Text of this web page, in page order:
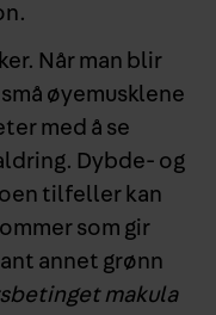
Når man blir
øyemusklene
med å se
Dybde- og
tilfeller kan
som gir
annet grønn
makula